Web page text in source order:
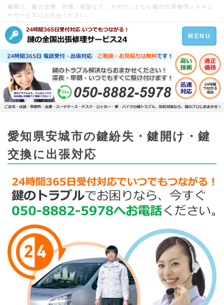
鍵開け、鍵の交換、作成・複製など、カギのことなら鍵の出張修理レスキュ
ーサービスにお任せください。
Toggle
navigation
MENU
愛知県安城市の鍵紛失・鍵開け・鍵
交換に出張対応